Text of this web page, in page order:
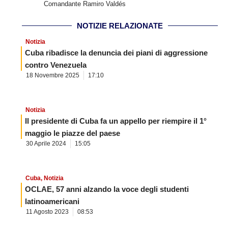
Comandante Ramiro Valdés
NOTIZIE RELAZIONATE
Notizia
Cuba ribadisce la denuncia dei piani di aggressione
contro Venezuela
18 Novembre 2025 17:10
Notizia
Il presidente di Cuba fa un appello per riempire il 1°
maggio le piazze del paese
30 Aprile 2024 15:05
Cuba, Notizia
OCLAE, 57 anni alzando la voce degli studenti
latinoamericani
11 Agosto 2023 08:53